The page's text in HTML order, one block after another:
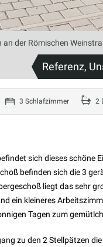
der Römischen
Referenz,
3 Schlafzimmer 2
sich dieses schöne
befinden sich die 3
liegt das sehr
ein kleineres
Tagen zum
zu den 2 Stellpätzen